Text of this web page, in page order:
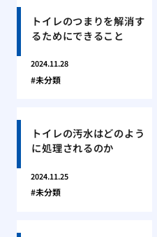
トイレのつまりを解消す
るためにできること
2024.11.28
未分類
トイレの汚水はどのよう
に処理されるのか
2024.11.25
未分類